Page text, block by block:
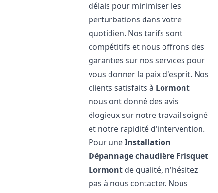
délais pour minimiser les
perturbations dans votre
quotidien. Nos tarifs sont
compétitifs et nous offrons des
garanties sur nos services pour
vous donner la paix d'esprit. Nos
clients satisfaits à Lormont
nous ont donné des avis
élogieux sur notre travail soigné
et notre rapidité d'intervention.
Pour uneInstallation
Dépannage chaudière Frisquet
Lormont de qualité, n'hésitez
pas à nous contacter. Nous